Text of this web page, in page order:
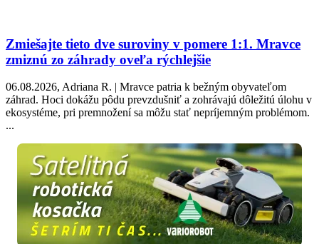
Zmiešajte tieto dve suroviny v pomere 1:1. Mravce
zmiznú zo záhrady oveľa rýchlejšie
06.08.2026, Adriana R. | Mravce patria k bežným obyvateľom
záhrad. Hoci dokážu pôdu prevzdušniť a zohrávajú dôležitú úlohu v
ekosystéme, pri premnožení sa môžu stať nepríjemným problémom.
...